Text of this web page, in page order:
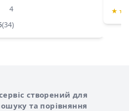
4
(34)
★ ★
створений для
та порівняння